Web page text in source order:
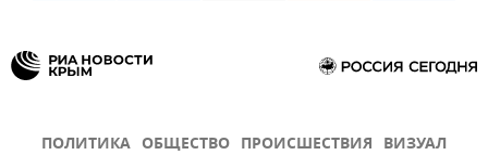
ПОЛИТИКА ОБЩЕСТВО ПРОИСШЕСТВИЯ ВИЗУАЛ